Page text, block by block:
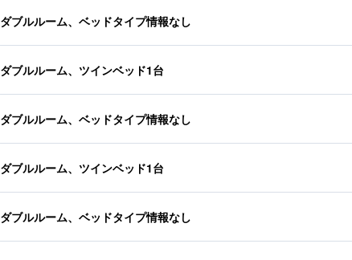
ダブルルーム、ベッドタイプ情報なし
ダブルルーム、ツインベッド1台
ダブルルーム、ベッドタイプ情報なし
ダブルルーム、ツインベッド1台
ダブルルーム、ベッドタイプ情報なし